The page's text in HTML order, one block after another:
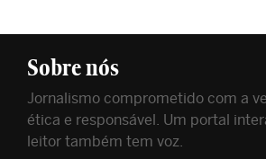
Sobre nós
Jornalismo comprometido com a
ética e responsável. Um portal
leitor também tem voz.